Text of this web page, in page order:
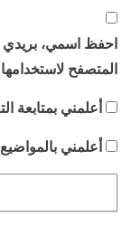
احفظ اسمي، بريدي
المتصفح
أعلمني بمتابعة
أعلمني